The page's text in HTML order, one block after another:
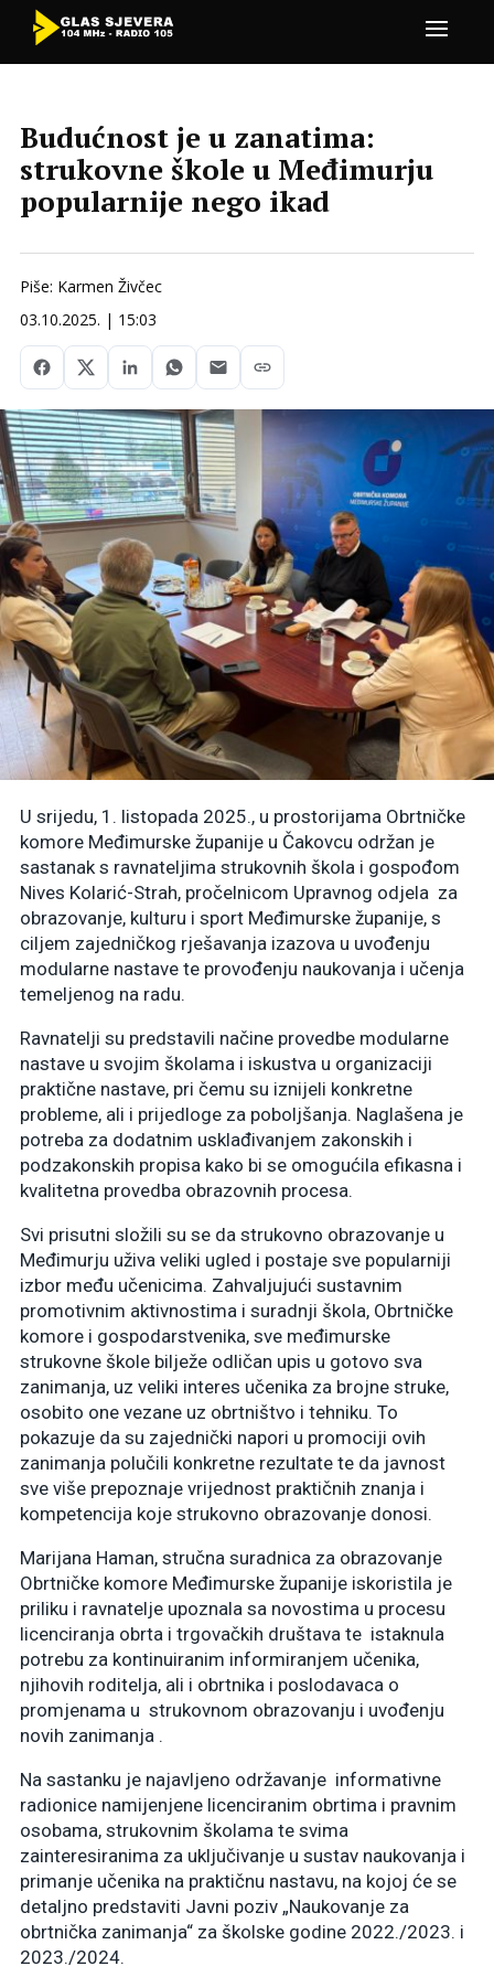
Budućnost je u zanatima:
strukovne škole u Međimurju
popularnije nego ikad
Piše: Karmen Živčec
03.10.2025. | 15:03
U srijedu, 1. listopada 2025., u prostorijama Obrtničke
komore Međimurske županije u Čakovcu održan je
sastanak s ravnateljima strukovnih škola i gospođom
Nives Kolarić-Strah, pročelnicom Upravnog odjela za
obrazovanje, kulturu i sport Međimurske županije, s
ciljem zajedničkog rješavanja izazova u uvođenju
modularne nastave te provođenju naukovanja i učenja
temeljenog na radu.
Ravnatelji su predstavili načine provedbe modularne
nastave u svojim školama i iskustva u organizaciji
praktične nastave, pri čemu su iznijeli konkretne
probleme, ali i prijedloge za poboljšanja. Naglašena je
potreba za dodatnim usklađivanjem zakonskih i
podzakonskih propisa kako bi se omogućila efikasna i
kvalitetna provedba obrazovnih procesa.
Svi prisutni složili su se da strukovno obrazovanje u
Međimurju uživa veliki ugled i postaje sve popularniji
izbor među učenicima. Zahvaljujući sustavnim
promotivnim aktivnostima i suradnji škola, Obrtničke
komore i gospodarstvenika, sve međimurske
strukovne škole bilježe odličan upis u gotovo sva
zanimanja, uz veliki interes učenika za brojne struke,
osobito one vezane uz obrtništvo i tehniku. To
pokazuje da su zajednički napori u promociji ovih
zanimanja polučili konkretne rezultate te da javnost
sve više prepoznaje vrijednost praktičnih znanja i
kompetencija koje strukovno obrazovanje donosi.
Marijana Haman, stručna suradnica za obrazovanje
Obrtničke komore Međimurske županije iskoristila je
priliku i ravnatelje upoznala sa novostima u procesu
licenciranja obrta i trgovačkih društava te istaknula
potrebu za kontinuiranim informiranjem učenika,
njihovih roditelja, ali i obrtnika i poslodavaca o
promjenama u strukovnom obrazovanju i uvođenju
novih zanimanja .
Na sastanku je najavljeno održavanje informativne
radionice namijenjene licenciranim obrtima i pravnim
osobama, strukovnim školama te svima
zainteresiranima za uključivanje u sustav naukovanja i
primanje učenika na praktičnu nastavu, na kojoj će se
detaljno predstaviti Javni poziv „Naukovanje za
obrtnička zanimanja“ za školske godine 2022./2023. i
2023./2024.